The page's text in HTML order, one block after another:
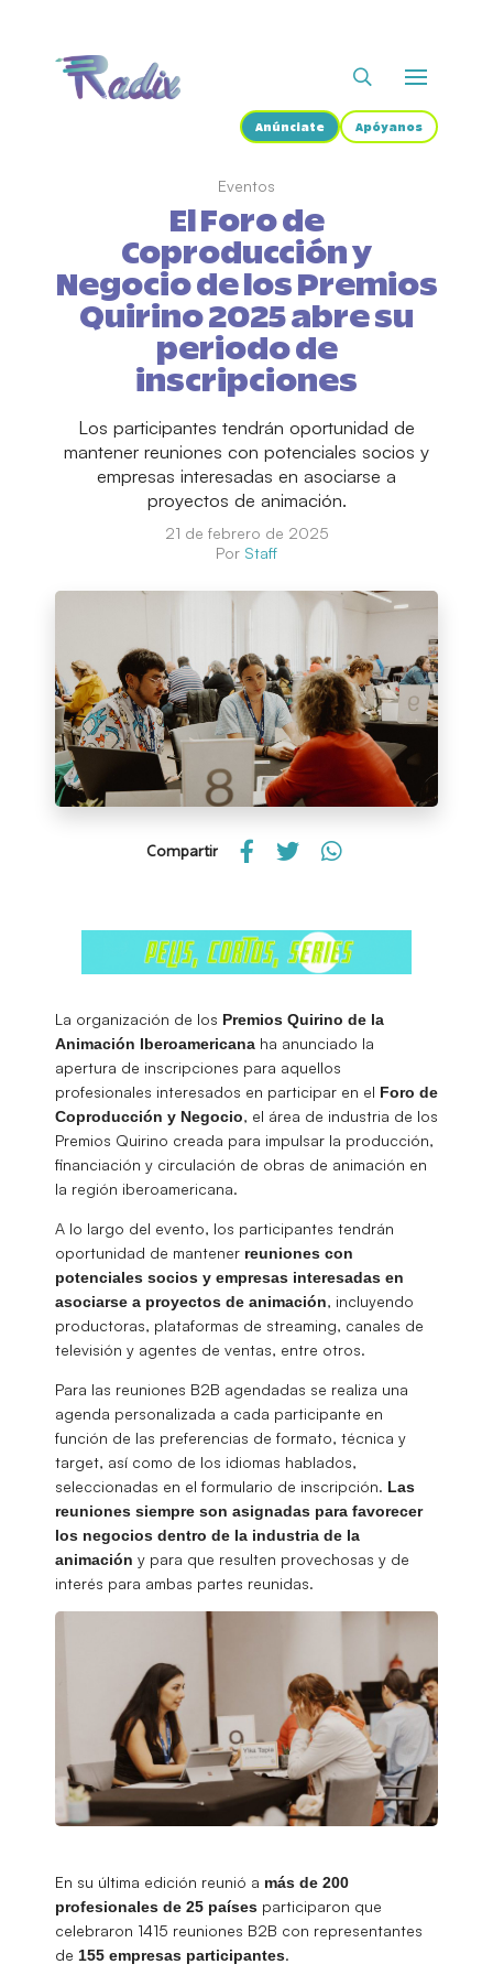
Anúnciate Apóyanos
Eventos
El Foro de
Coproducción y
Negocio de los Premios
Quirino 2025 abre su
periodo de
inscripciones
Los participantes tendrán oportunidad de
mantener reuniones con potenciales socios y
empresas interesadas en asociarse a
proyectos de animación.
21 de febrero de 2025
Por Staff
Compartir
La organización de los Premios Quirino de la
Animación Iberoamericana ha anunciado la
apertura de inscripciones para aquellos
profesionales interesados en participar en el Foro de
Coproducción y Negocio, el área de industria de los
Premios Quirino creada para impulsar la producción,
financiación y circulación de obras de animación en
la región iberoamericana.
A lo largo del evento, los participantes tendrán
oportunidad de mantener reuniones con
potenciales socios y empresas interesadas en
asociarse a proyectos de animación, incluyendo
productoras, plataformas de streaming, canales de
televisión y agentes de ventas, entre otros.
Para las reuniones B2B agendadas se realiza una
agenda personalizada a cada participante en
función de las preferencias de formato, técnica y
target, así como de los idiomas hablados,
seleccionadas en el formulario de inscripción. Las
reuniones siempre son asignadas para favorecer
los negocios dentro de la industria de la
animación y para que resulten provechosas y de
interés para ambas partes reunidas.
En su última edición reunió a más de 200
profesionales de 25 países participaron que
celebraron 1415 reuniones B2B con representantes
de 155 empresas participantes.